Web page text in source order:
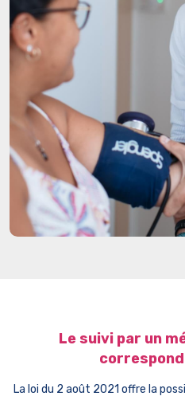
Le suivi par un
La loi du 2 août 2021 offre la